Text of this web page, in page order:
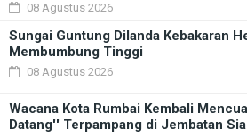
08 Agustus 2026
Sungai Guntung Dilanda Kebakaran
Membumbung Tinggi
08 Agustus 2026
Wacana Kota Rumbai Kembali
Datang'' Terpampang di Jembatan